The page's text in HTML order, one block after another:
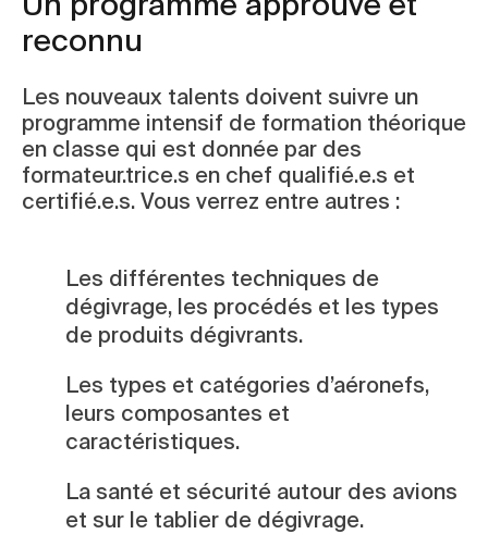
Un programme approuvé et
reconnu
Les nouveaux talents doivent suivre un
programme intensif de formation théorique
en classe qui est donnée par des
formateur.trice.s en chef qualifié.e.s et
certifié.e.s. Vous verrez entre autres :
Les différentes techniques de
dégivrage, les procédés et les types
de produits dégivrants.
Les types et catégories d’aéronefs,
leurs composantes et
caractéristiques.
La santé et sécurité autour des avions
et sur le tablier de dégivrage.